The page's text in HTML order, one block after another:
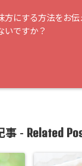
方にする方法をお
いですか？
事 - Related